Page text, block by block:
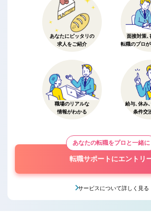
あなたにピッタリの
求人をご紹介
面接対策
転職のプロ
職場のリアルな
情報がわかる
給与、休み
条件交
あなたの転職をプロと一緒に
転職サポートにエントリ
サービスについて詳しく見る